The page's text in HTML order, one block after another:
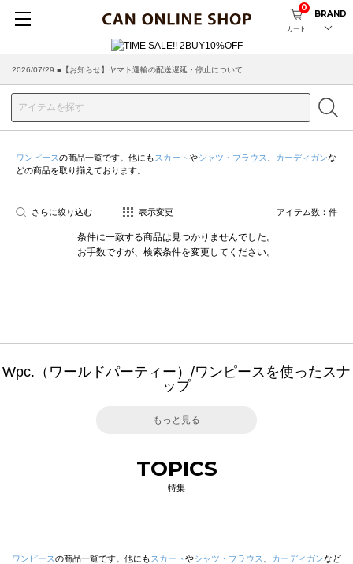
カート
0
BRAND
2026/07/29 ■【お知らせ】ヤマト運輸の配送遅延・停止について
ワンピースの商品一覧です。他にも スカート やシャツ・ブラウス カーディガンな
どの商品を取り揃えております。
さらに絞り込む 表示変更 アイテム数： 件
条件に一致する商品は見つかりませんでした。
お手数ですが、検索条件を変更してください。
Wpc.（ワールドパーティー）/ワンピースを使ったスナ
ップ
もっと見る
TOPICS
特集
ワンピースの商品一覧です。他にも スカート やシャツ・ブラウス カーディガンなど